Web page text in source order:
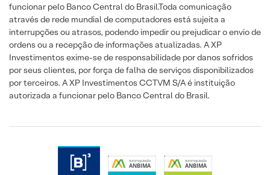
funcionar pelo Banco Central do Brasil.Toda comunicação
através de rede mundial de computadores está sujeita a
interrupções ou atrasos, podendo impedir ou prejudicar o envio de
ordens ou a recepção de informações atualizadas. A XP
Investimentos exime-se de responsabilidade por danos sofridos
por seus clientes, por força de falha de serviços disponibilizados
por terceiros. A XP Investimentos CCTVM S/A é instituição
autorizada a funcionar pelo Banco Central do Brasil.